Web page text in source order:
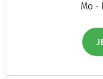
Mo -